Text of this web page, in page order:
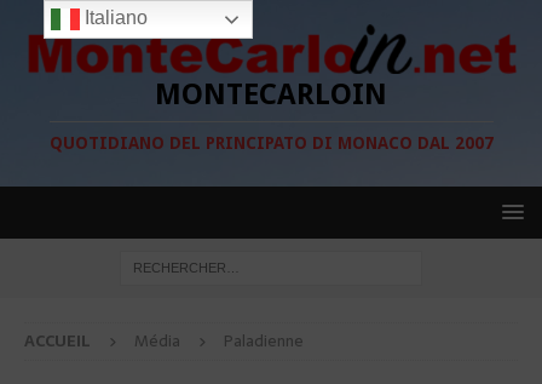
MONTECARLOIN
QUOTIDIANO DEL PRINCIPATO DI MONACO DAL 2007
ACCUEIL Média Paladienne
Italiano